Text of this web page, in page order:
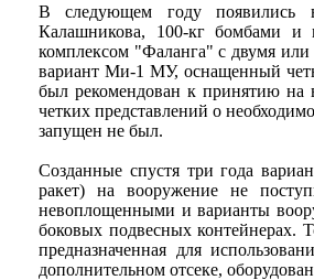
В следующем году появились
Калашникова, 100-кг бомбами и
комплексом "Фаланга" с двумя
вариант Ми-1 МУ, оснащенный
был рекомендован к принятию на
четких представлений о
запущен не был.
Созданные спустя три года
ракет) на вооружение не
невоплощенными и варианты
боковых подвесных контейнерах.
предназначенная для
дополнительном отсеке,